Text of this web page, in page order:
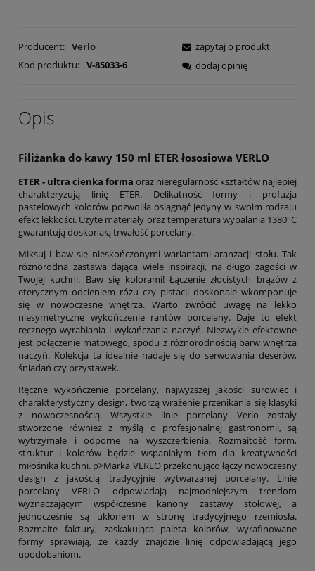
Producent: Verlo
Kod produktu: V-85033-6
zapytaj o produkt
dodaj opinię
Opis
Filiżanka do kawy 150 ml ETER łososiowa VERLO
ETER - ultra cienka forma oraz nieregularność kształtów najlepiej
charakteryzują linię ETER. Delikatność formy i profuzja
pastelowych kolorów pozwoliła osiągnąć jedyny w swoim rodzaju
efekt lekkości. Użyte materiały oraz temperatura wypalania 1380°C
gwarantują doskonałą trwałość porcelany.
Miksuj i baw się nieskończonymi wariantami aranżacji stołu. Tak
różnorodna zastawa dająca wiele inspiracji, na długo zagości w
Twojej kuchni. Baw się kolorami! Łączenie złocistych brązów z
eterycznym odcieniem różu czy pistacji doskonale wkomponuje
się w nowoczesne wnętrza. Warto zwrócić uwagę na lekko
niesymetryczne wykończenie rantów porcelany. Daje to efekt
ręcznego wyrabiania i wykańczania naczyń. Niezwykle efektowne
jest połączenie matowego, spodu z różnorodnością barw wnętrza
naczyń. Kolekcja ta idealnie nadaje się do serwowania deserów,
śniadań czy przystawek.
Ręczne wykończenie porcelany, najwyższej jakości surowiec i
charakterystyczny design, tworzą wrażenie przenikania się klasyki
z nowoczesnością. Wszystkie linie porcelany Verlo zostały
stworzone również z myślą o profesjonalnej gastronomii, są
wytrzymałe i odporne na wyszczerbienia. Rozmaitość form,
struktur i kolorów będzie wspaniałym tłem dla kreatywności
miłośnika kuchni. p>Marka VERLO przekonująco łączy nowoczesny
design z jakością tradycyjnie wytwarzanej porcelany. Linie
porcelany VERLO odpowiadają najmodniejszym trendom
wyznaczającym współczesne kanony zastawy stołowej, a
jednocześnie są ukłonem w stronę tradycyjnego rzemiosła.
Rozmaite faktury, zaskakująca paleta kolorów, wyrafinowane
formy sprawiają, że każdy znajdzie linię odpowiadającą jego
upodobaniom.